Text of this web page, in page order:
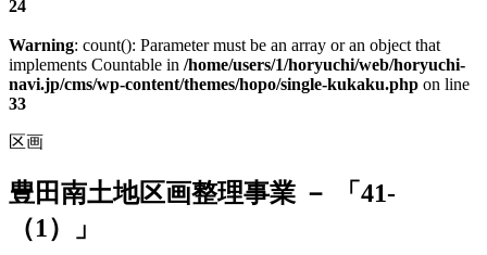
24
Warning: count(): Parameter must be an array or an object that
implements Countable in /home/users/1/horyuchi/web/horyuchi-
navi.jp/cms/wp-content/themes/hopo/single-kukaku.php on line
33
区画
豊田南土地区画整理事業 － 「41-
（1）」